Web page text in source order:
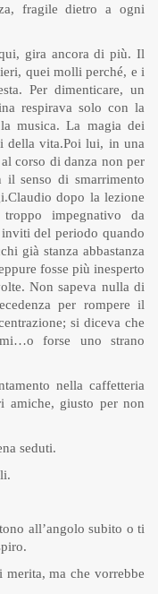
fragile dietro a ogni
gira ancora di più. Il
quei molli perché, e i
Per dimenticare, un
respirava solo con la
musica. La magia dei
della vita.Poi lui, in una
corso di danza non per
senso di smarrimento
dopo la lezione
impegnativo da
del periodo quando
già stanza abbastanza
fosse più inesperto
Non sapeva nulla di
per rompere il
si diceva che
forse uno strano
nella caffetteria
amiche, giusto per non
seduti.
all’angolo subito o ti
ma che vorrebbe